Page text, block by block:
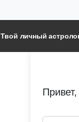
Твой личный